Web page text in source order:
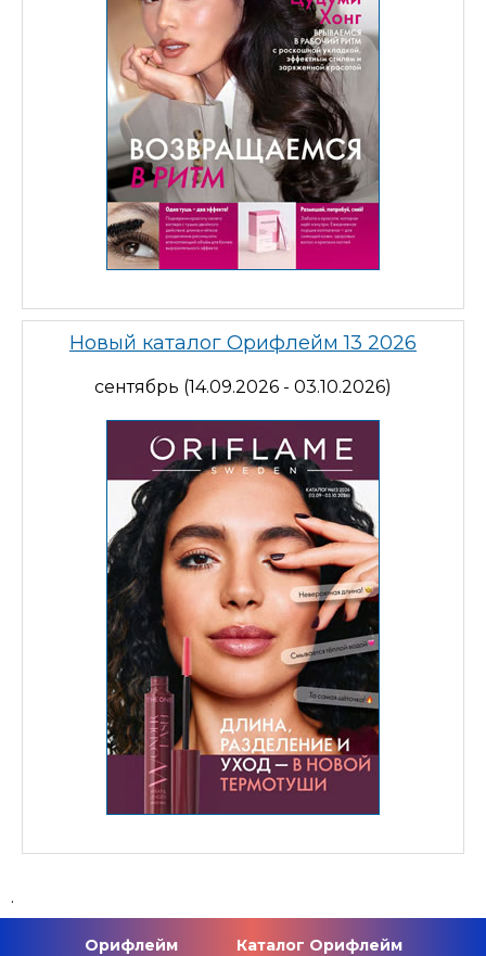
Новый каталог Орифлейм 13 2026
сентябрь (14.09.2026 - 03.10.2026)
.
Орифлейм Каталог Орифлейм